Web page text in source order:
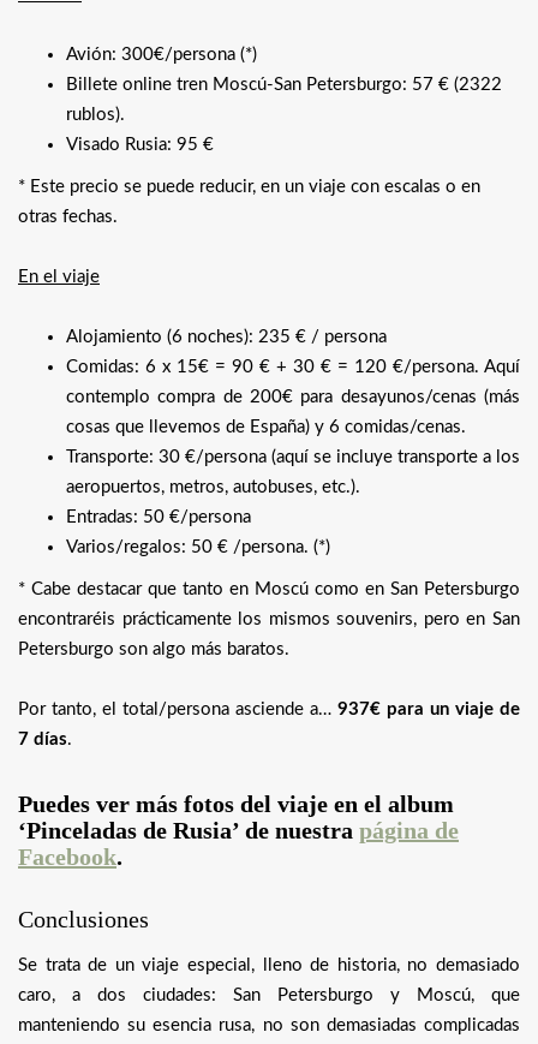
Avión: 300€/persona (*)
Billete online tren Moscú-San Petersburgo: 57 € (2322
rublos).
Visado Rusia: 95 €
* Este precio se puede reducir, en un viaje con escalas o en
otras fechas.
En el viaje
Alojamiento (6 noches): 235 € / persona
Comidas: 6 x 15€ = 90 € + 30 € = 120 €/persona. Aquí
contemplo compra de 200€ para desayunos/cenas (más
cosas que llevemos de España) y 6 comidas/cenas.
Transporte: 30 €/persona (aquí se incluye transporte a los
aeropuertos, metros, autobuses, etc.).
Entradas: 50 €/persona
Varios/regalos: 50 € /persona. (*)
* Cabe destacar que tanto en Moscú como en San Petersburgo
encontraréis prácticamente los mismos souvenirs, pero en San
Petersburgo son algo más baratos.
Por tanto, el total/persona asciende a… 937€ para un viaje de
7 días.
Puedes ver más fotos del viaje en el album
‘Pinceladas de Rusia’ de nuestra página de
Facebook.
Conclusiones
Se trata de un viaje especial, lleno de historia, no demasiado
caro, a dos ciudades: San Petersburgo y Moscú, que
manteniendo su esencia rusa, no son demasiadas complicadas